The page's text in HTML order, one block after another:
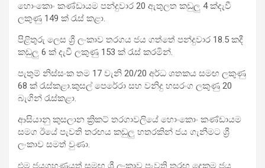
හොංකොං කණ්ඩායම පන්දුවාර 20 ඇතුලත කඩුලු 4 ක්දැවී
ලකුණු 149 ක් රැස් කළා.
පිළිතුරු ලෙස ශ්‍රී ලංකාව තරගය ජය ගත්තේ පන්දුවාර 18.5 කදී
කඩුලු 6 ක් දැවී ලකුණු 153 ක් රැස් කරමින්.
පැතුම් නිස්සංක තම 17 වැනි 20/20 අර්ධ ශතකය සමඟ ලකුණු
68 ක් රැස්කළා.කුසල් පෙරේරා සහ වනිදු හසරංග ලකුණු 20
බැගින් රැස්කළා.
ආසියානු කුසලාන ක්‍රිකට් තරගාවලියේ හොංකොං කණ්ඩායම
සමග ඊයේ පැවති තරඟය කඩුලු හතරකින් ජය ගැනීමට ශ්‍රී
ලංකාව සමත් වුණා.
එම ජයග්‍රහණයත් සමඟ ශ්‍රී ලංකාව පැවති තරඟ දෙකම ජය